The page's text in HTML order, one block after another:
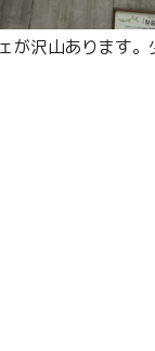
が沢山あります。